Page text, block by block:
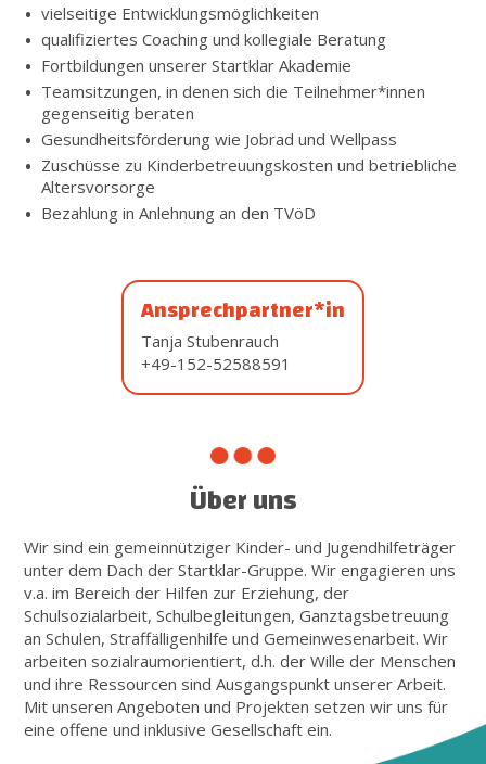
vielseitige Entwicklungsmöglichkeiten
qualifiziertes Coaching und kollegiale Beratung
Fortbildungen unserer Startklar Akademie
Teamsitzungen, in denen sich die Teilnehmer*innen
gegenseitig beraten
Gesundheitsförderung wie Jobrad und Wellpass
Zuschüsse zu Kinderbetreuungskosten und betriebliche
Altersvorsorge
Bezahlung in Anlehnung an den TVöD
Ansprechpartner*in
Tanja Stubenrauch
+49-152-52588591
Über uns
Wir sind ein gemeinnütziger Kinder- und Jugendhilfeträger
unter dem Dach der Startklar-Gruppe. Wir engagieren uns
v.a. im Bereich der Hilfen zur Erziehung, der
Schulsozialarbeit, Schulbegleitungen, Ganztagsbetreuung
an Schulen, Straffälligenhilfe und Gemeinwesenarbeit. Wir
arbeiten sozialraumorientiert, d.h. der Wille der Menschen
und ihre Ressourcen sind Ausgangspunkt unserer Arbeit.
Mit unseren Angeboten und Projekten setzen wir uns für
eine offene und inklusive Gesellschaft ein.